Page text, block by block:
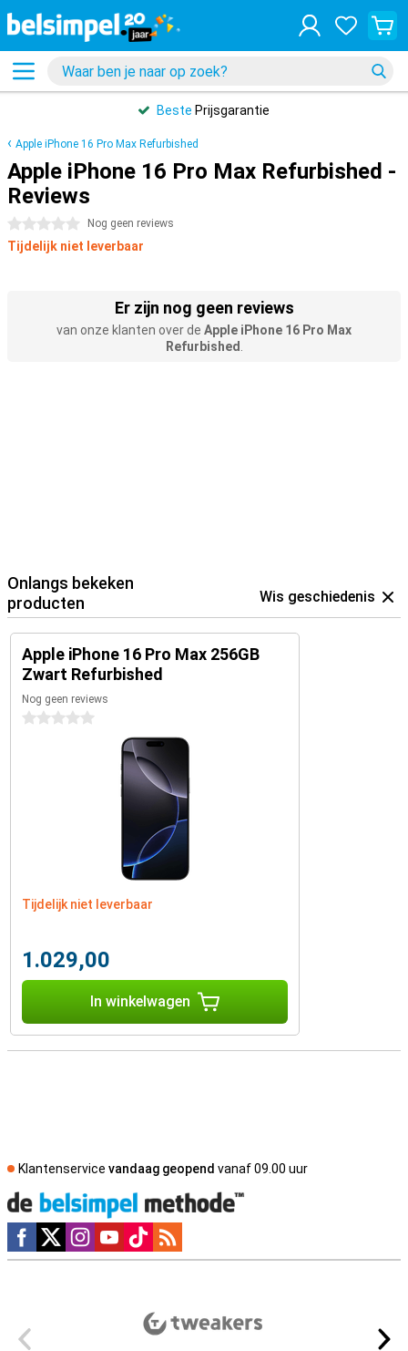
Beste Prijsgarantie
Apple iPhone 16 Pro Max Refurbished
Apple iPhone 16 Pro Max Refurbished -
Reviews
0 sterren Nog geen reviews
Tijdelijk niet leverbaar
Er zijn nog geen reviews
van onze klanten over de Apple iPhone 16 Pro Max
Refurbished
Onlangs bekeken
producten
Wis geschiedenis
Apple iPhone 16 Pro Max 256GB
Zwart Refurbished
Nog geen reviews
0 sterren
Tijdelijk niet leverbaar
1.029,00
In winkelwagen
Klantenservice vandaag geopend vanaf 09.00 uur
Social media